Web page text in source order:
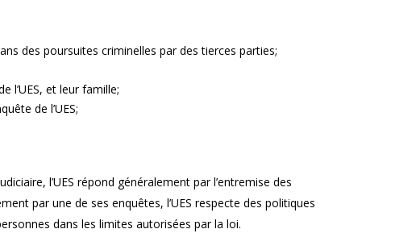
des poursuites criminelles par des tierces parties;
l’UES, et leur famille;
de l’UES;
l’UES répond généralement par l’entremise des
par une de ses enquêtes, l’UES respecte des politiques
dans les limites autorisées par la loi.